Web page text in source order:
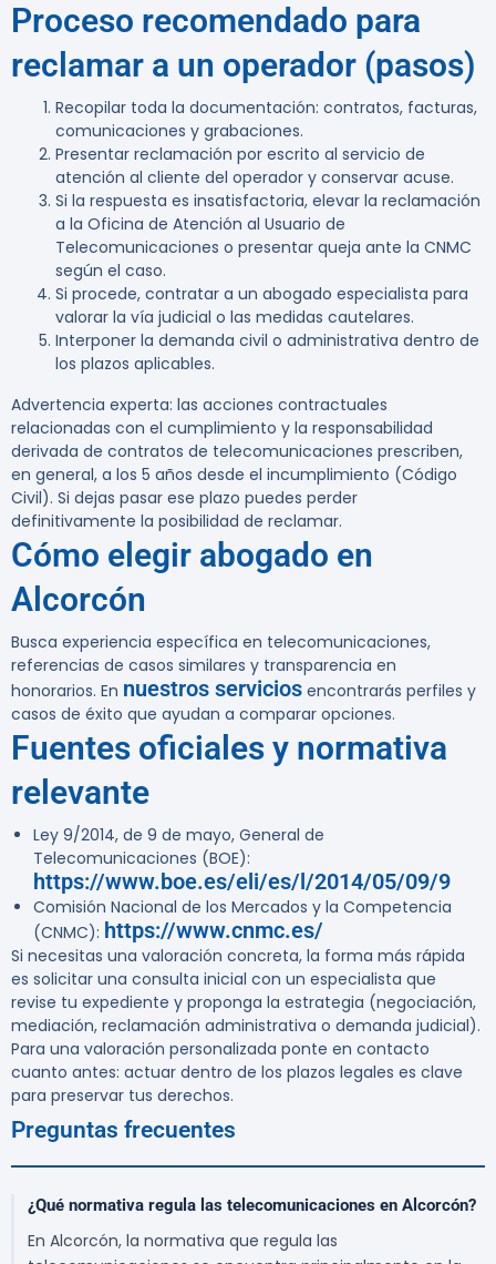
Proceso recomendado para
reclamar a un operador (pasos)
Recopilar toda la documentación: contratos, facturas,
comunicaciones y grabaciones.
Presentar reclamación por escrito al servicio de
atención al cliente del operador y conservar acuse.
Si la respuesta es insatisfactoria, elevar la reclamación
a la Oficina de Atención al Usuario de
Telecomunicaciones o presentar queja ante la CNMC
según el caso.
Si procede, contratar a un abogado especialista para
valorar la vía judicial o las medidas cautelares.
Interponer la demanda civil o administrativa dentro de
los plazos aplicables.
Advertencia experta: las acciones contractuales
relacionadas con el cumplimiento y la responsabilidad
derivada de contratos de telecomunicaciones prescriben,
en general, a los 5 años desde el incumplimiento (Código
Civil). Si dejas pasar ese plazo puedes perder
definitivamente la posibilidad de reclamar.
Cómo elegir abogado en
Alcorcón
Busca experiencia específica en telecomunicaciones,
referencias de casos similares y transparencia en
honorarios. En nuestros servicios encontrarás perfiles y
casos de éxito que ayudan a comparar opciones.
Fuentes oficiales y normativa
relevante
Ley 9/2014, de 9 de mayo, General de
Telecomunicaciones (BOE):
https://www.boe.es/eli/es/l/2014/05/09/9
Comisión Nacional de los Mercados y la Competencia
(CNMC): https://www.cnmc.es/
Si necesitas una valoración concreta, la forma más rápida
es solicitar una consulta inicial con un especialista que
revise tu expediente y proponga la estrategia (negociación,
mediación, reclamación administrativa o demanda judicial).
Para una valoración personalizada ponte en contacto
cuanto antes: actuar dentro de los plazos legales es clave
para preservar tus derechos.
Preguntas frecuentes
¿Qué normativa regula las telecomunicaciones en Alcorcón?
En Alcorcón, la normativa que regula las